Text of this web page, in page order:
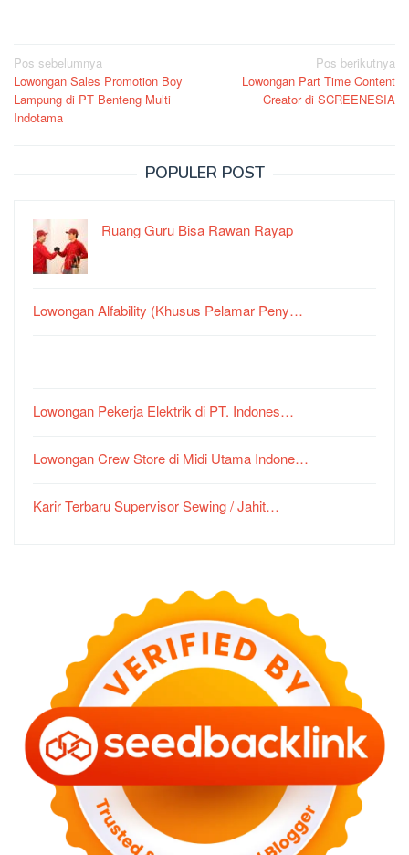
Navigasi
pos
Pos sebelumnya
Lowongan Sales Promotion Boy
Lampung di PT Benteng Multi
Indotama
Pos berikutnya
Lowongan Part Time Content
Creator di SCREENESIA
POPULER POST
Ruang Guru Bisa Rawan Rayap
Lowongan Alfability (Khusus Pelamar Peny…
Lowongan Pekerja Elektrik di PT. Indones…
Lowongan Crew Store di Midi Utama Indone…
Karir Terbaru Supervisor Sewing / Jahit…